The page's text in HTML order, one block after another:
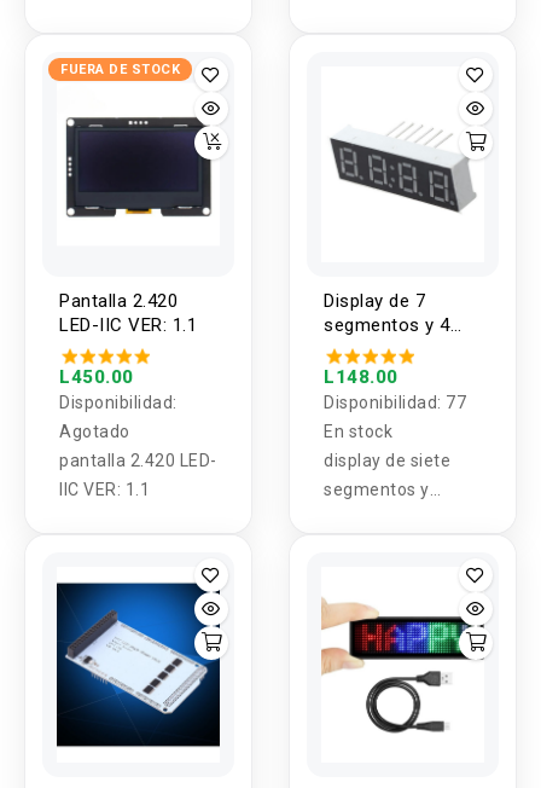
usb para el kit
pantalla táctil HDMI
de 7 pulgadas para
FUERA DE STOCK
Pantalla 2.420
LED-IIC VER: 1.1
L450.00
Disponibilidad:
Agotado
pantalla 2.420 LED-
IIC VER: 1.1
Display de 7
segmentos y 4
digitos catodo
comun
L148.00
Disponibilidad: 77
En stock
display de siete
segmentos y